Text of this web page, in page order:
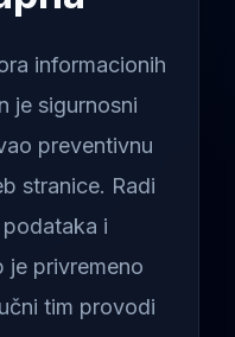
informacionih
je sigurnosni
preventivnu
stranice. Radi
i
je privremeno
tim provodi